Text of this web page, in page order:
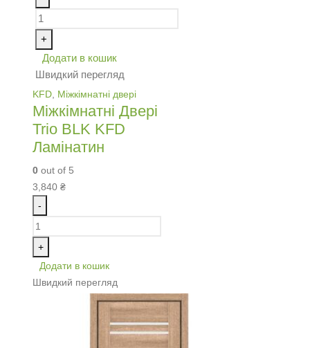
+
Додати в кошик
Швидкий перегляд
KFD Міжкімнатні двері
Міжкімнатні Двері
Trio BLK KFD
Ламінатин
0 out of 5
3,840 ₴
-
+
Додати в кошик
Швидкий перегляд